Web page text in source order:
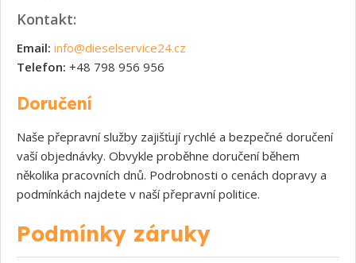
Kontakt:
Email: info@dieselservice24.cz
Telefon: +48 798 956 956
Doručení
Naše přepravní služby zajišťují rychlé a bezpečné doručení
vaší objednávky. Obvykle proběhne doručení během
několika pracovních dnů. Podrobnosti o cenách dopravy a
podmínkách najdete v naší přepravní politice.
Podmínky záruky